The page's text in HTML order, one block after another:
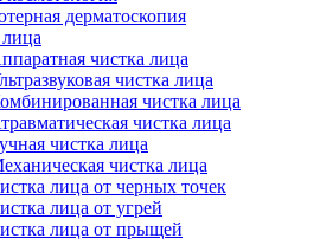
дерматоскопия
чистка лица
чистка лица
чистка лица
чистка лица
чистка лица
чистка лица
лица от черных точек
лица от угрей
лица от прыщей